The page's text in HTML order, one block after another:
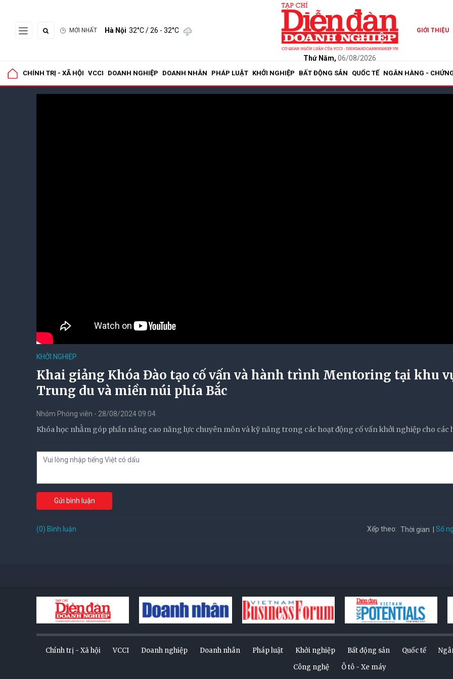
MỚI NHẤT Hà Nội 32°C/ 26 - 32°C
Thứ Năm, 06/08/2026
GIỚI THIỆU
CHÍNH TRỊ - XÃ HỘI VCCI DOANH NGHIỆP DOANH NHÂN PHÁP LUẬT KHỞI NGHIỆP BẤT ĐỘNG SẢN QUỐC TẾ NGÂN HÀNG -
KHỞI NGHIỆP
Khai giảng Khóa Đào tạo cố vấn và hành trình Mentoring tại khu
Trung du và miền núi phía Bắc
Nhóm Phóng viên - 28/08/2024 09:04
Khóa học nhằm góp phần nâng cao năng lực chuyên môn và kỹ năng trong các hoạt động cố vấn khởi nghiệp cho các
Gửi bình luận
(0) Bình luận Xếp theo: Thời gian Số
Chính trị - Xã hội VCCI Doanh nghiệp Doanh nhân Pháp luật Khởi nghiệp Bất động sản Quốc tế
Công nghệ
Ô tô - Xe máy